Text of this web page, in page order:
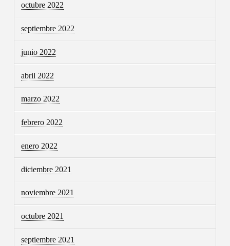
octubre 2022
septiembre 2022
junio 2022
abril 2022
marzo 2022
febrero 2022
enero 2022
diciembre 2021
noviembre 2021
octubre 2021
septiembre 2021